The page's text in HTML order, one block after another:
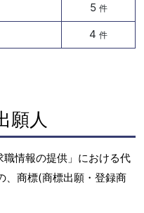
5 件
4 件
願人
情報の提供」における代
、商標(商標出願・登録商